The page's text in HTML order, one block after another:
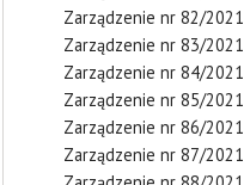
Zarządzenie nr 82/2021
Zarządzenie nr 83/2021
Zarządzenie nr 84/2021
Zarządzenie nr 85/2021
Zarządzenie nr 86/2021
Zarządzenie nr 87/2021